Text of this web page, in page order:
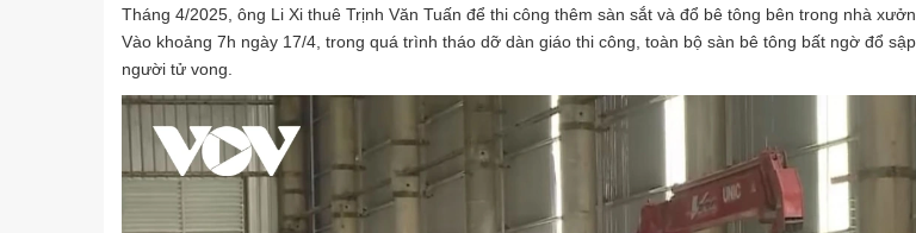
Tháng 4/2025, ông Li Xi thuê Trịnh Văn Tuấn để thi công thêm sàn sắt và đổ bê tông bên trong nhà
Vào khoảng 7h ngày 17/4, trong quá trình tháo dỡ dàn giáo thi công, toàn bộ sàn bê tông bất ngờ đổ
người tử vong.